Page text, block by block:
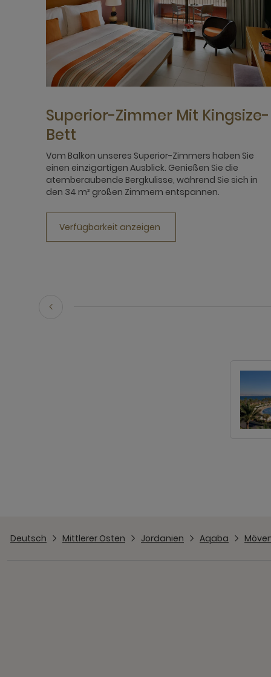
Superior-Zimmer Mit Kingsize-
Bett
Vom Balkon unseres Superior-Zimmers haben Sie
einen einzigartigen Ausblick. Genießen Sie die
atemberaubende Bergkulisse, während Sie sich in
den 34 m² großen Zimmern entspannen.
Verfügbarkeit anzeigen
Deutsch Mittlerer Osten Jordanien Aqaba